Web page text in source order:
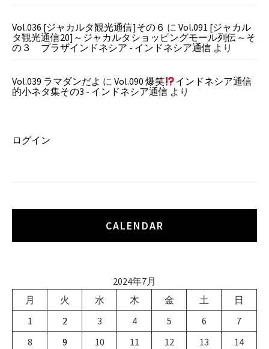
Vol.036 [ジャカルタ観光通信]その６ に Vol.091 [ジャカル
タ観光通信20]～ジャカルタショッピングモール列伝～そ
の３ プラザインドネシア - インドネシア通信 より
Vol.039 ラマダンだよ に Vol.090 爆笑
インドネシア通信
的小ネタ集その3 - インドネシア通信 より
ログイン
CALENDAR
2024年7月
月
火 水 木 金 土
日
1
2 3 4 5 6
7
8
9 10 11 12 13
14